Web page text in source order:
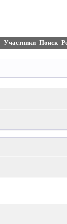
Участники Поиск